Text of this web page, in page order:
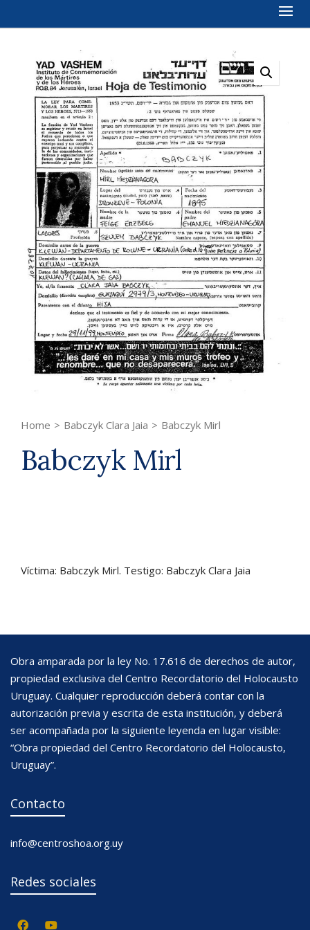
Home > Babczyk Clara Jaia > Babczyk Mirl
Babczyk Mirl
Víctima: Babczyk Mirl. Testigo: Babczyk Clara Jaia
Obra amparada por la ley No. 17.616 de derechos de autor,
propiedad exclusiva del Centro Recordatorio del Holocausto
Uruguay. Cualquier reproducción deberá contar con la
autorización previa y escrita de esta institución, y deberá
ser acompañada por la siguiente leyenda en lugar visible:
“Obra propiedad del Centro Recordatorio del Holocausto,
Uruguay”.
Contacto
info@centroshoa.org.uy
Redes sociales